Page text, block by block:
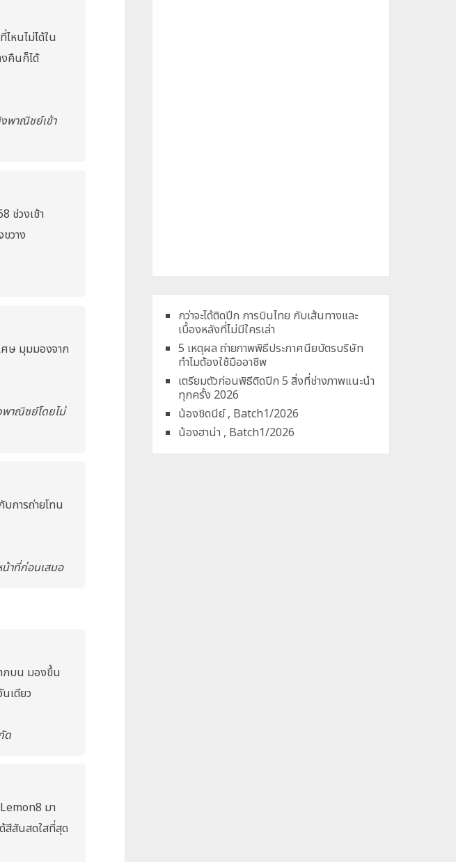
หนไม่ได้ใน
คืนก็ได้
พาณิชย์เข้า
ช่วงเช้า
วาง
ศษ มุมมองจาก
าณิชย์โดยไม่
การถ่ายโทน
าที่ก่อนเสมอ
กบน มองขึ้น
เดียว
ด
มา
สีสันสดใสที่สุด
กว่าจะได้ติดปีก การบินไทย กับเส้นทางและ
เบื้องหลังที่ไม่มีใครเล่า
5 เหตุผล ถ่ายภาพพิธีประกาศนียบัตรบริษัท
ทำไมต้องใช้มืออาชีพ
เตรียมตัวก่อนพิธีติดปีก 5 สิ่งที่ช่างภาพแนะนำ
ทุกครั้ง 2026
น้องชิดนีย์ , Batch1/2026
น้องฮาน่า , Batch1/2026